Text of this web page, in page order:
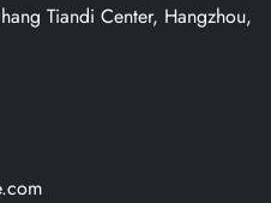
Tiandi Center, Hangzhou,